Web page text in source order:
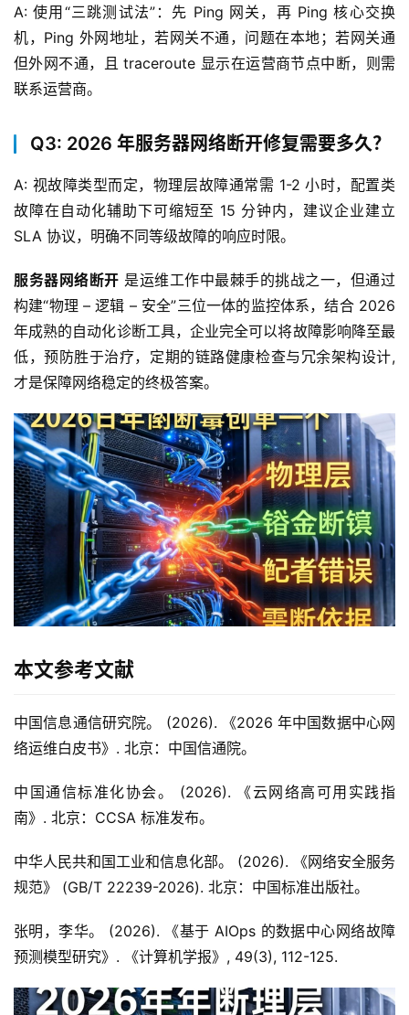
联
网
+
关
于
我
们
A: 使用“三跳测试法”：先 Ping 网关，再 Ping 核心交换
机，Ping 外网地址，若网关不通，问题在本地；若网关通
但外网不通，且 traceroute 显示在运营商节点中断，则需
联系运营商。
Q3: 2026 年服务器网络断开修复需要多久？
A: 视故障类型而定，物理层故障通常需 1-2 小时，配置类
故障在自动化辅助下可缩短至 15 分钟内，建议企业建立
SLA 协议，明确不同等级故障的响应时限。
服务器网络断开 是运维工作中最棘手的挑战之一，但通过
构建“物理 – 逻辑 – 安全”三位一体的监控体系，结合 2026
年成熟的自动化诊断工具，企业完全可以将故障影响降至最
低，预防胜于治疗，定期的链路健康检查与冗余架构设计,
才是保障网络稳定的终极答案。
本文参考文献
中国信息通信研究院。 (2026). 《2026 年中国数据中心网
络运维白皮书》. 北京：中国信通院。
中国通信标准化协会。 (2026). 《云网络高可用实践指
南》. 北京：CCSA 标准发布。
中华人民共和国工业和信息化部。 (2026). 《网络安全服务
规范》 (GB/T 22239-2026). 北京：中国标准出版社。
张明，李华。 (2026). 《基于 AIOps 的数据中心网络故障
预测模型研究》. 《计算机学报》, 49(3), 112-125.